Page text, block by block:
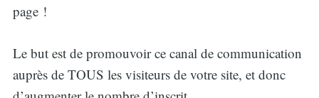
page !
Le but est de promouvoir ce canal de communication
auprès de TOUS les visiteurs de votre site, et donc